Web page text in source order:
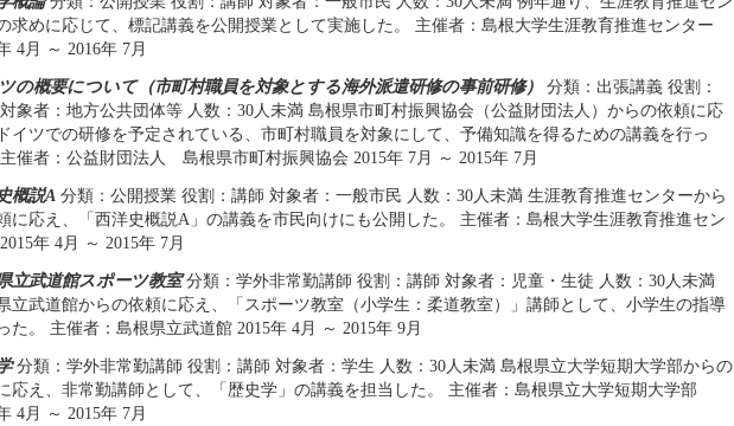
求めに応じて、標記講義を公開授業として実施した。 主催者：島根大学生涯教育推進センター
4月 ～ 2016年 7月
の概要について（市町村職員を対象とする海外派遣研修の事前研修）
分類：出張講義 役割：
象者：地方公共団体等 人数：30人未満 島根県市町村振興協会（公益財団法人）からの依頼に応
イツでの研修を予定されている、市町村職員を対象にして、予備知識を得るための講義を行っ
催者：公益財団法人 島根県市町村振興協会 2015年 7月 ～ 2015年 7月
概説A 分類：公開授業 役割：講師 対象者：一般市民 人数：30人未満 生涯教育推進センターから
に応え、「西洋史概説A」の講義を市民向けにも公開した。 主催者：島根大学生涯教育推進セン
年 4月 ～ 2015年 7月
立武道館スポーツ教室分類：学外非常勤講師 役割：講師 対象者：児童・生徒 人数：30人未満
立武道館からの依頼に応え、「スポーツ教室（小学生：柔道教室）」講師として、小学生の指導
た。 主催者：島根県立武道館 2015年 4月 ～ 2015年 9月
分類：学外非常勤講師 役割：講師 対象者：学生 人数：30人未満 島根県立大学短期大学部からの
応え、非常勤講師として、「歴史学」の講義を担当した。 主催者：島根県立大学短期大学部
4月 ～ 2015年 7月